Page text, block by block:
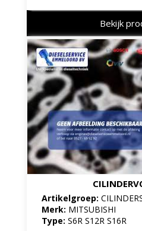
Bekijk
Artikelgroep:
Merk: MITSUBISHI
Type: S6R S12R S16R